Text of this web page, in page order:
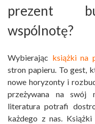
prezent
wspólnotę?
Wybierając książki na
stron papieru. To gest,
nowe horyzonty i
przeżywana na swój
literatura potrafi
każdego z nas.